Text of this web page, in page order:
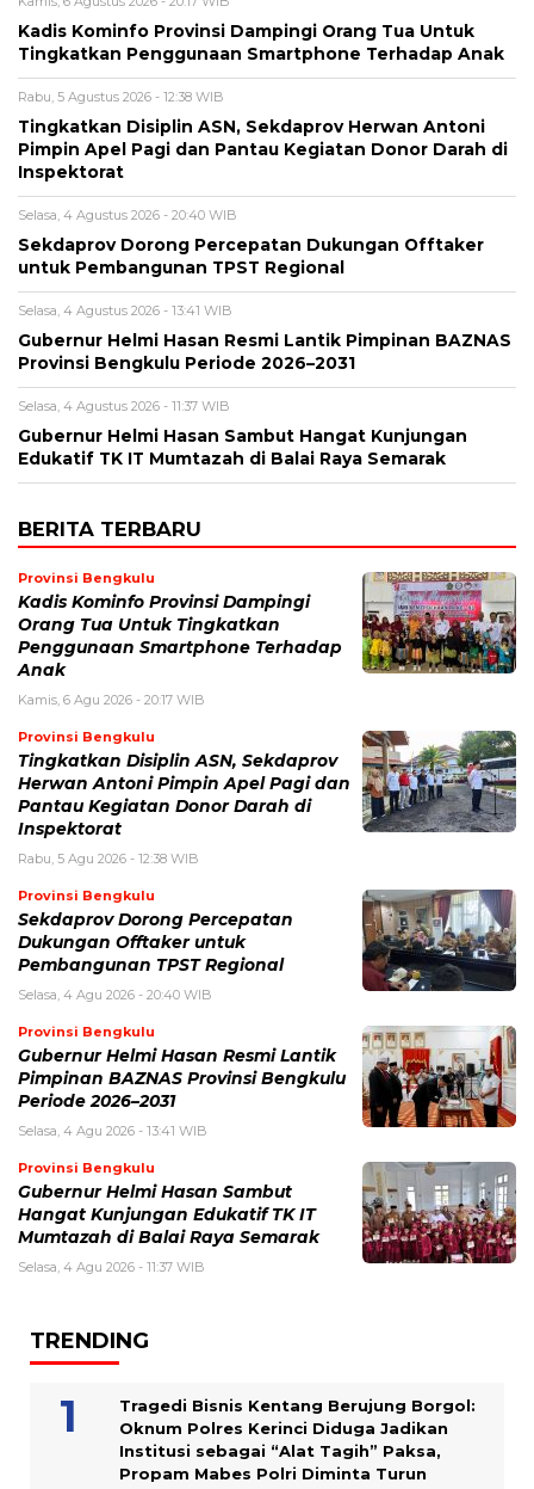
Kadis Kominfo Provinsi Dampingi Orang Tua Untuk
Tingkatkan Penggunaan Smartphone Terhadap Anak
Rabu, 5 Agustus 2026 - 12:38 WIB
Tingkatkan Disiplin ASN, Sekdaprov Herwan Antoni
Pimpin Apel Pagi dan Pantau Kegiatan Donor Darah di
Inspektorat
Selasa, 4 Agustus 2026 - 20:40 WIB
Sekdaprov Dorong Percepatan Dukungan Offtaker
untuk Pembangunan TPST Regional
Selasa, 4 Agustus 2026 - 13:41 WIB
Gubernur Helmi Hasan Resmi Lantik Pimpinan BAZNAS
Provinsi Bengkulu Periode 2026–2031
Selasa, 4 Agustus 2026 - 11:37 WIB
Gubernur Helmi Hasan Sambut Hangat Kunjungan
Edukatif TK IT Mumtazah di Balai Raya Semarak
BERITA TERBARU
Provinsi Bengkulu
Kadis Kominfo Provinsi Dampingi
Orang Tua Untuk Tingkatkan
Penggunaan Smartphone Terhadap
Anak
Kamis, 6 Agu 2026 - 20:17 WIB
Provinsi Bengkulu
Tingkatkan Disiplin ASN, Sekdaprov
Herwan Antoni Pimpin Apel Pagi dan
Pantau Kegiatan Donor Darah di
Inspektorat
Rabu, 5 Agu 2026 - 12:38 WIB
Provinsi Bengkulu
Sekdaprov Dorong Percepatan
Dukungan Offtaker untuk
Pembangunan TPST Regional
Selasa, 4 Agu 2026 - 20:40 WIB
Provinsi Bengkulu
Gubernur Helmi Hasan Resmi Lantik
Pimpinan BAZNAS Provinsi Bengkulu
Periode 2026–2031
Selasa, 4 Agu 2026 - 13:41 WIB
Provinsi Bengkulu
Gubernur Helmi Hasan Sambut
Hangat Kunjungan Edukatif TK IT
Mumtazah di Balai Raya Semarak
Selasa, 4 Agu 2026 - 11:37 WIB
TRENDING
Tragedi Bisnis Kentang Berujung Borgol:
Oknum Polres Kerinci Diduga Jadikan
Institusi sebagai “Alat Tagih” Paksa,
Propam Mabes Polri Diminta Turun